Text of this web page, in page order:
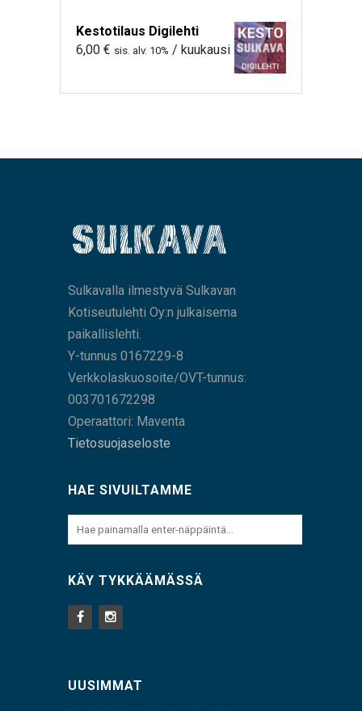
Kestotilaus Digilehti
6,00 € sis. alv. 10% / kuukausi
Sulkavalla ilmestyvä Sulkavan
Kotiseutulehti Oy:n julkaisema
paikallislehti.
Y-tunnus 0167229-8
Verkkolaskuosoite/OVT-tunnus:
003701672298
Operaattori: Maventa
Tietosuojaseloste
HAE SIVUILTAMME
KÄY TYKKÄÄMÄSSÄ
UUSIMMAT